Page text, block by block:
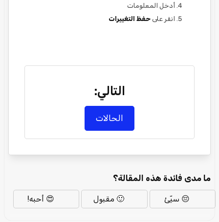
أدخل المعلومات
انقر على حفظ التغييرات
التالي:
الحالات
ما مدى فائدة هذه المقالة؟
😔 سيّئ 🙂 مقبول 😍 أحبه!